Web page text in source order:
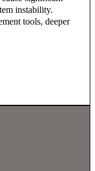
instability.
tools, deeper